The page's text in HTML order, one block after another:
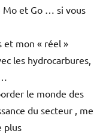
Mo et Go … si vous
et mon « réel »
les hydrocarbures,
le monde des
du secteur , me
plus